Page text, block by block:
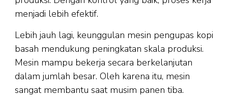
menjadi lebih efektif.
Lebih jauh lagi, keunggulan mesin pengupas kopi
basah mendukung peningkatan skala produksi.
Mesin mampu bekerja secara berkelanjutan
dalam jumlah besar. Oleh karena itu, mesin
sangat membantu saat musim panen tiba.